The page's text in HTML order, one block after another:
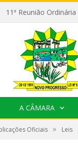
A CÂMARA
Oficiais » Leis